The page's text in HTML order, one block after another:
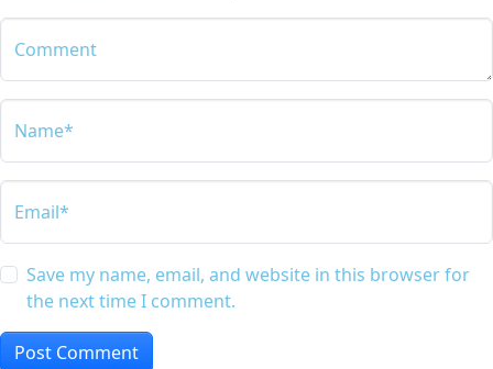
Comment
Name*
Email*
Save my name, email, and website in this browser for
the next time I comment.